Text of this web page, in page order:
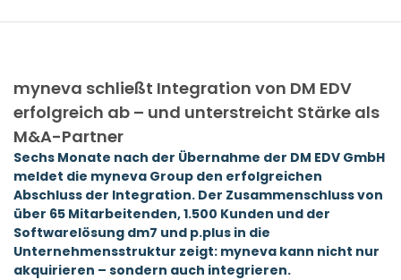
t
myneva schließt Integration von DM EDV
erfolgreich ab – und unterstreicht Stärke als
M&A-Partner
Sechs Monate nach der Übernahme der DM EDV GmbH
meldet die myneva Group den erfolgreichen
Abschluss der Integration. Der Zusammenschluss von
über 65 Mitarbeitenden, 1.500 Kunden und der
Softwarelösung dm7 und p.plus in die
Unternehmensstruktur zeigt: myneva kann nicht nur
akquirieren – sondern auch integrieren.